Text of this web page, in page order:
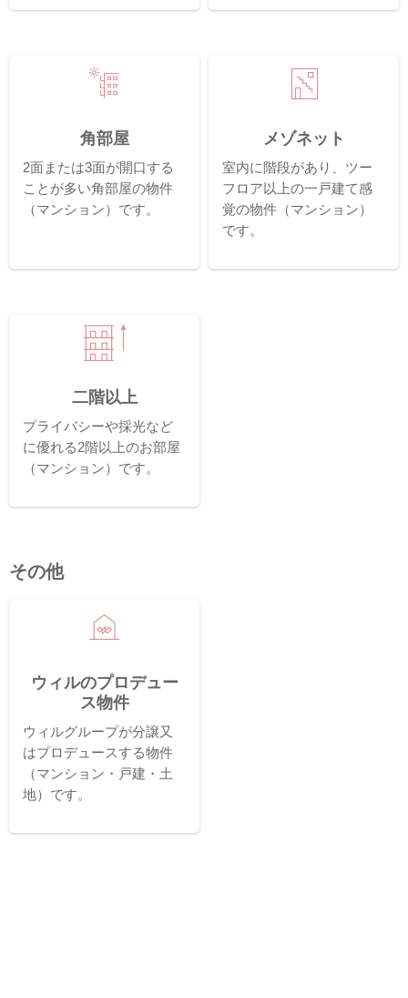
角部屋
2面または3面が開口する
ことが多い角部屋の物件
（マンション）です。
メゾネット
室内に階段があり、ツー
フロア以上の一戸建て感
覚の物件（マンション）
です。
二階以上
プライバシーや採光など
に優れる2階以上のお部屋
（マンション）です。
その他
ウィルのプロデュー
ス物件
ウィルグループが分譲又
はプロデュースする物件
（マンション・戸建・土
地）です。